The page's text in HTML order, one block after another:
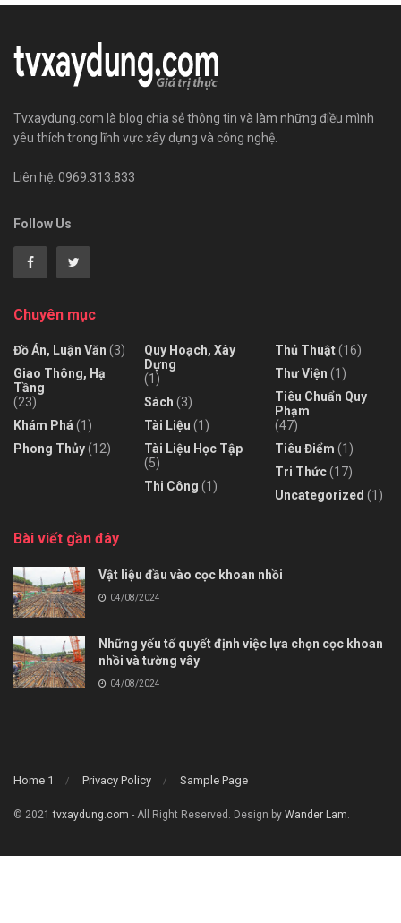
Tvxaydung.com là blog chia sẻ thông tin và làm những điều mình
yêu thích trong lĩnh vực xây dựng và công nghệ.
Liên hệ: 0969.313.833
Follow Us
Chuyên mục
Đồ Án, Luận Văn (3)
Giao Thông, Hạ
Tầng
(23)
Khám Phá (1)
Phong Thủy(12)
Quy Hoạch, Xây
Dựng
(1)
Sách (3)
Tài Liệu (1)
Tài Liệu Học Tập
(5)
Thi Công (1)
Thủ Thuật(16)
Thư Viện (1)
Tiêu Chuẩn Quy
Phạm
(47)
Tiêu Điểm (1)
Tri Thức(17)
Uncategorized (1)
Bài viết gần đây
Vật liệu đầu vào cọc khoan nhồi
04/08/2024
Những yếu tố quyết định việc lựa chọn cọc khoan
nhồi và tường vây
04/08/2024
Home 1 Privacy Policy Sample Page
© 2021tvxaydung.com - All Right Reserved. Design by Wander Lam.